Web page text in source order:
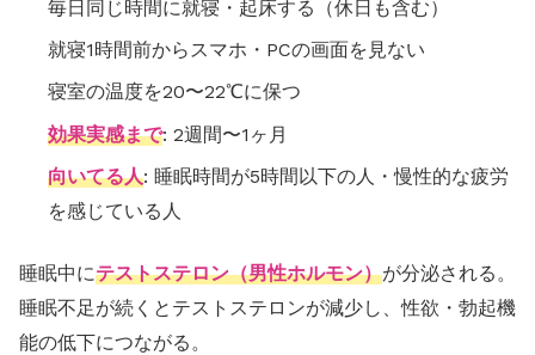
毎日同じ時間に就寝・起床する（休日も含む）
就寝1時間前からスマホ・PCの画面を見ない
寝室の温度を20〜22℃に保つ
効果実感まで: 2週間〜1ヶ月
向いてる人: 睡眠時間が5時間以下の人・慢性的な疲労
を感じている人
睡眠中にテストステロン（男性ホルモン）が分泌される。
睡眠不足が続くとテストステロンが減少し、性欲・勃起機
能の低下につながる。